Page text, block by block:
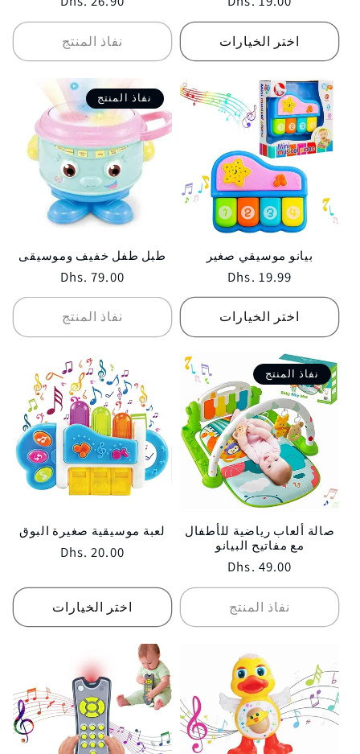
price
نفاذ المنتج
price
اختر الخيارات
نفاذ المنتج
طبل طفل خفيف وموسيقى
Regular
price
Dhs. 79.00
نفاذ المنتج
بيانو موسيقي صغير
Regular
price
Dhs. 19.99
اختر الخيارات
لعبة موسيقية صغيرة البوق
Regular
Dhs. 20.00
اختر الخيارات
نفاذ المنتج
صالة ألعاب رياضية للأطفال
مع مفاتيح البيانو
Regular
price
Dhs. 49.00
نفاذ المنتج